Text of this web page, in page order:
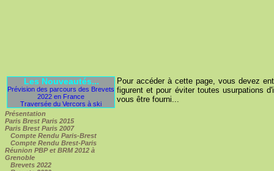
Les Nouveautés...
Prévision des parcours des Brevets
2022 en France
Traversée du Vercors à ski
Présentation
Paris Brest Paris 2015
Paris Brest Paris 2007
Compte Rendu Paris-Brest
Compte Rendu Brest-Paris
Réunion PBP et BRM 2012 à
Grenoble
Brevets 2022
Pour accéder à cette page, vous devez
figurent et pour éviter toutes usurpations
vous être fourni...